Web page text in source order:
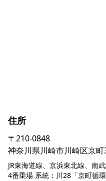
Contact us in
住所
〒210-0848
神奈川県川崎市川崎区京町
JR東海道線、京浜東北線、南
4番乗場 系統：川28「京町循